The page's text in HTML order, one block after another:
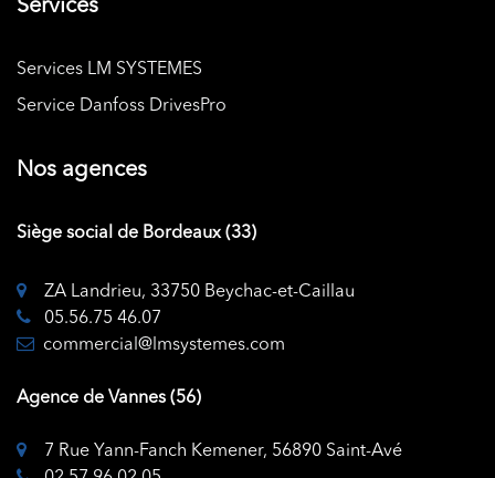
Services
Services LM SYSTEMES
Service Danfoss DrivesPro
Nos agences
Siège social de Bordeaux (33)
ZA Landrieu, 33750 Beychac-et-Caillau
05.56.75 46.07
commercial@lmsystemes.com
Agence de Vannes (56)
7 Rue Yann-Fanch Kemener, 56890 Saint-Avé